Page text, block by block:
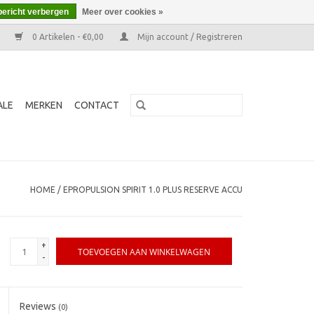
0 Artikelen - €0,00 Mijn account / Registreren
MERKEN CONTACT
HOME / EPROPULSION SPIRIT 1.0 PLUS RESERVE ACCU
+
-
TOEVOEGEN AAN WINKELWAGEN
Reviews (0)
verbergen Meer over cookies »